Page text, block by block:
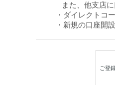
また、他支店に
・ダイレクトコ
・新規の口座開
ご登